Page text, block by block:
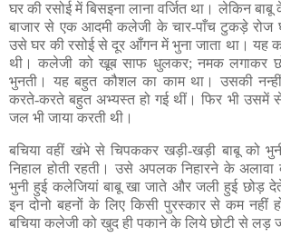
घर की रसोई में बिसइना लाना वर्जित था। लेकिन बाबू
बाजार से एक आदमी कलेजी के चार-पाँच टुकड़े रोज
उसे घर की रसोई से दूर आँगन में भुना जाता था। यह
थी। कलेजी को खूब साफ धुलकर; नमक लगाकर
भुनती। यह बहुत कौशल का काम था। उसकी
करते-करते बहुत अभ्यस्त हो गई थीं। फिर भी
जल भी जाया करती थी।
बचिया वहीं खंभे से चिपककर खड़ी-खड़ी बाबू को
निहाल होती रहती। उसे अपलक निहारने के अलावा
भुनी हुई कलेजियां बाबू खा जाते और जली हुई छोड़
इन दोनो बहनों के लिए किसी पुरस्कार से कम नहीं
बचिया कलेजी को खुद ही पकाने के लिये छोटी से लड़